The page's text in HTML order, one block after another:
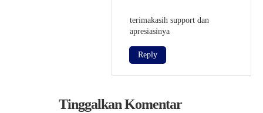
terimakasih support dan
apresiasinya
Reply
Tinggalkan Komentar